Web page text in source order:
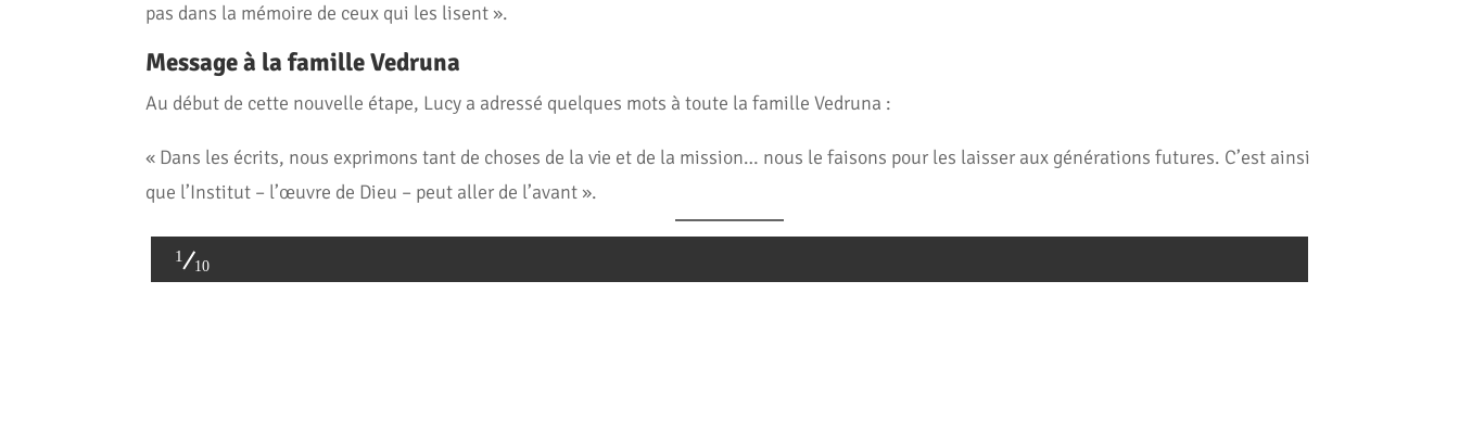
pas dans la mémoire de ceux qui les lisent ».
Message à la famille Vedruna
Au début de cette nouvelle étape, Lucy a adressé quelques mots à toute la famille Vedruna :
« Dans les écrits, nous exprimons tant de choses de la vie et de la mission… nous le faisons pour les laisser aux générations futures. C’est ainsi
que l’Institut – l’œuvre de Dieu – peut aller de l’avant ».
1
10